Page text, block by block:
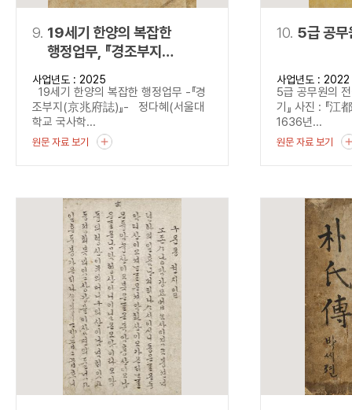
9. 19세기 한양의 복잡한
행정업무, 『경조부지
(京兆府誌)』
사업년도 : 2025
19세기 한양의 복잡한 행정업무 -『경
조부지(京兆府誌)』- 정다혜(서울대
학교 국사학...
원문 자료 보기
10. 5급 공무
사업년도 : 2022
5급 공무원의
기』 사진 : 『
1636년...
원문 자료 보기